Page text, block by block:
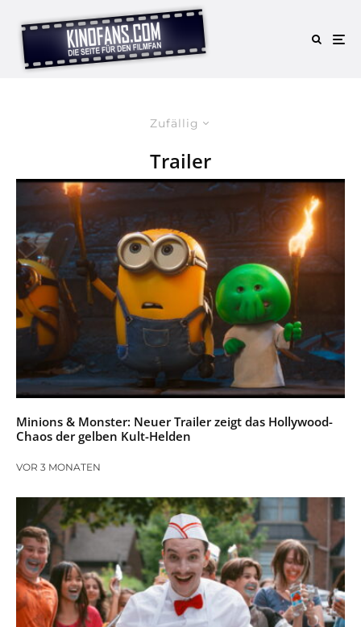
Zufällig
Trailer
Minions & Monster: Neuer Trailer zeigt das Hollywood-
Chaos der gelben Kult-Helden
VOR 3 MONATEN